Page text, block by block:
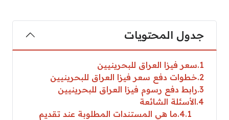
جدول المحتويات
1 سعر فيزا العراق للبحرينيين
2 خطوات دفع سعر فيزا العراق للبحرينيين
3 رابط دفع رسوم فيزا العراق للبحرينيين
4 الأسئلة الشائعة
4.1 ما هي المستندات المطلوبة عند تقديم